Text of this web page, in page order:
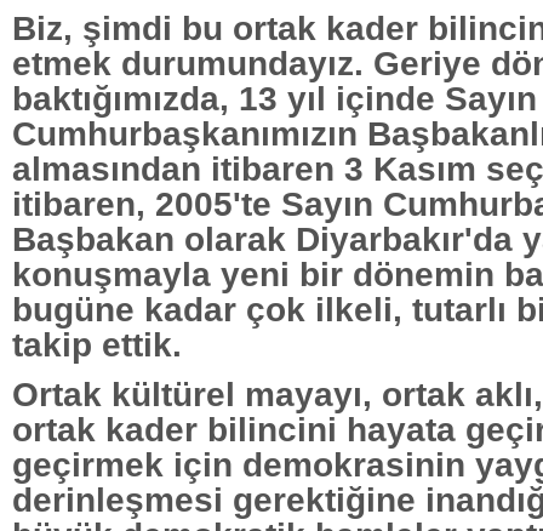
Biz, şimdi bu ortak kader
etmek durumundayız. Geriye
baktığımızda, 13 yıl içinde Sayın
Cumhurbaşkanımızın
almasından itibaren 3 Kasım
itibaren, 2005'te Sayın
Başbakan olarak Diyarbakır'da
konuşmayla yeni bir dönemin
bugüne kadar çok ilkeli, tutarlı
takip ettik.
Ortak kültürel mayayı, ortak
ortak kader bilincini hayata
geçirmek için demokrasinin
derinleşmesi gerektiğine